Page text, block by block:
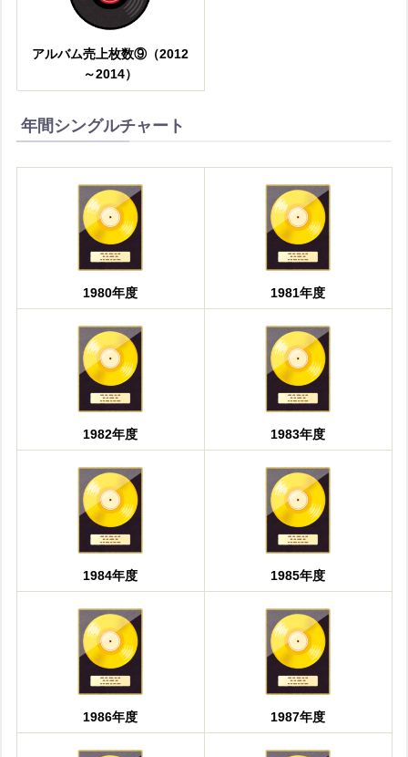
アルバム売上枚数⑨（2012
～2014）
年間シングルチャート
1980年度 1981年度
1982年度 1983年度
1984年度 1985年度
1986年度 1987年度